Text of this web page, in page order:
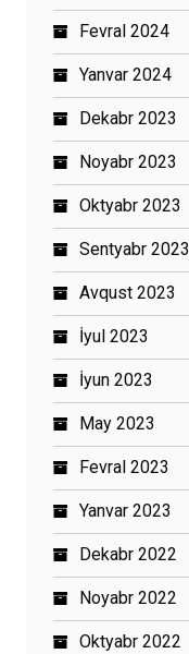
Fevral 2024
Yanvar 2024
Dekabr 2023
Noyabr 2023
Oktyabr 2023
Sentyabr 2023
Avqust 2023
İyul 2023
İyun 2023
May 2023
Fevral 2023
Yanvar 2023
Dekabr 2022
Noyabr 2022
Oktyabr 2022